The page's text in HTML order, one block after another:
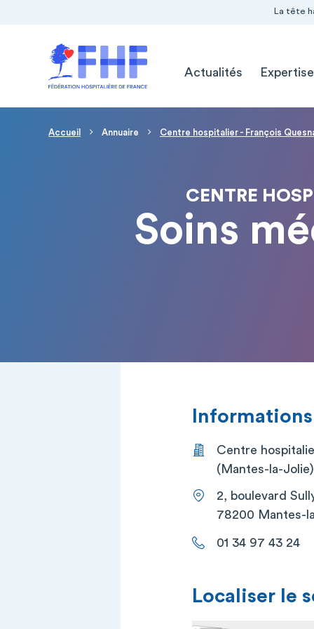
La tête
Actualités
Fil d'Ariane
Accueil Annuaire Centre hospitalier - François
CENTRE
Soins
Centre
(Mantes-la-Jolie)
2, boulevard
78200 Mantes-
01 34 97 43 24
Localiser le